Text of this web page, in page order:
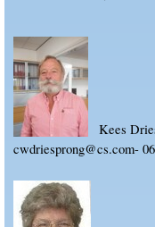
Kees
cwdriesprong@cs.com-